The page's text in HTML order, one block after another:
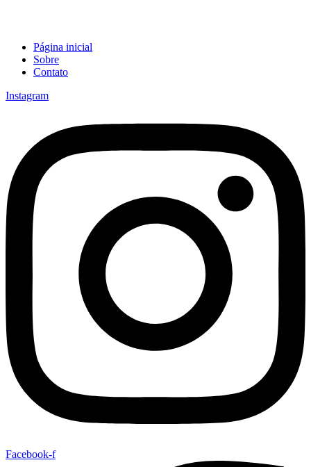
Página inicial
Sobre
Contato
Instagram
Facebook-f